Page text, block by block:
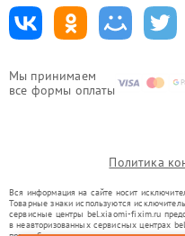
Мы принимаем
все формы оплаты
Политика
Вся информация на сайте носит
Товарные знаки используются
сервисные центры bel.xiaomi-fixim.ru
в неавторизованных сервисных центрах